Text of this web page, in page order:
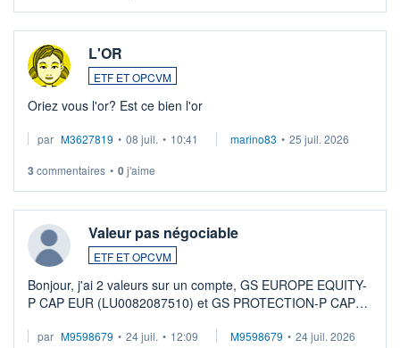
L'OR
ETF ET OPCVM
Oriez vous l'or? Est ce bien l'or
par M3627819 • 08 juil. • 10:41 marino83 • 25 juil. 2026
3 commentaires • 0j'aime
Valeur pas négociable
ETF ET OPCVM
Bonjour, j'ai 2 valeurs sur un compte, GS EUROPE EQUITY-
P CAP EUR (LU0082087510) et GS PROTECTION-P CAP
veux procéder à la vente, on me signale ...
par M9598679 • 24 juil. • 12:09 M9598679 • 24 juil. 2026